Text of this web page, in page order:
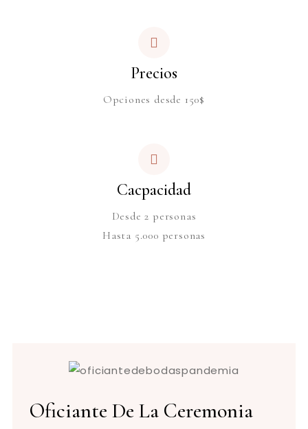
Precios
Opciones desde 150$
Cacpacidad
Desde 2 personas
Hasta 5.000 personas
Oficiante De La Ceremonia